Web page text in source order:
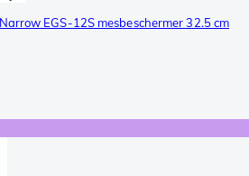
EGS-12S mesbeschermer 32.5 cm